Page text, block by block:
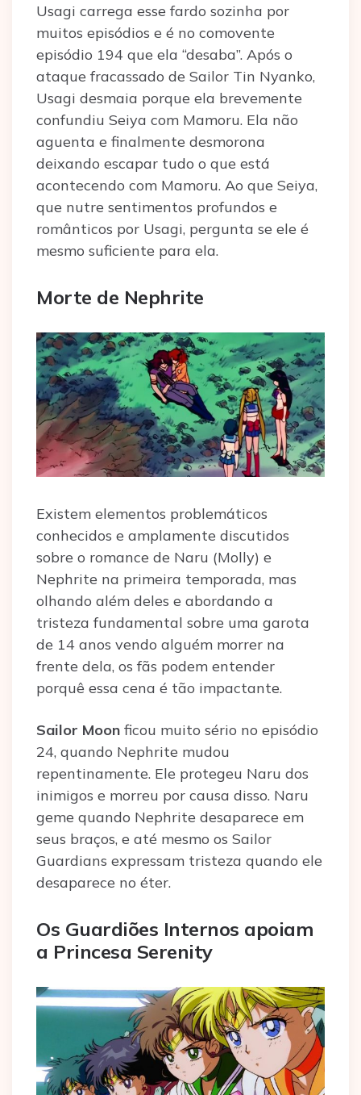
Usagi carrega esse fardo sozinha por
muitos episódios e é no comovente
episódio 194 que ela “desaba”. Após o
ataque fracassado de Sailor Tin Nyanko,
Usagi desmaia porque ela brevemente
confundiu Seiya com Mamoru. Ela não
aguenta e finalmente desmorona
deixando escapar tudo o que está
acontecendo com Mamoru. Ao que Seiya,
que nutre sentimentos profundos e
românticos por Usagi, pergunta se ele é
mesmo suficiente para ela.
Morte de Nephrite
Existem elementos problemáticos
conhecidos e amplamente discutidos
sobre o romance de Naru (Molly) e
Nephrite na primeira temporada, mas
olhando além deles e abordando a
tristeza fundamental sobre uma garota
de 14 anos vendo alguém morrer na
frente dela, os fãs podem entender
porquê essa cena é tão impactante.
Sailor Moon ficou muito sério no episódio
24, quando Nephrite mudou
repentinamente. Ele protegeu Naru dos
inimigos e morreu por causa disso. Naru
geme quando Nephrite desaparece em
seus braços, e até mesmo os Sailor
Guardians expressam tristeza quando ele
desaparece no éter.
Os Guardiões Internos apoiam
a Princesa Serenity